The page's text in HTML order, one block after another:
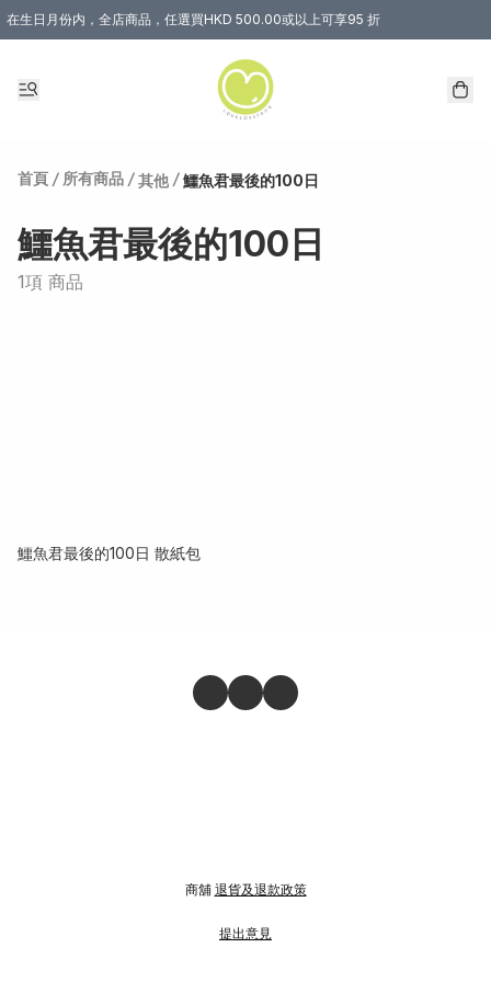
在生日月份内，全店商品，任選買HKD 500.00或以上可享95 折
首頁 / 所有商品 / 其他 / 鱷魚君最後的100日
鱷魚君最後的100日
1項 商品
鱷魚君最後的100日 散紙包
商舖 退貨及退款政策
提出意見